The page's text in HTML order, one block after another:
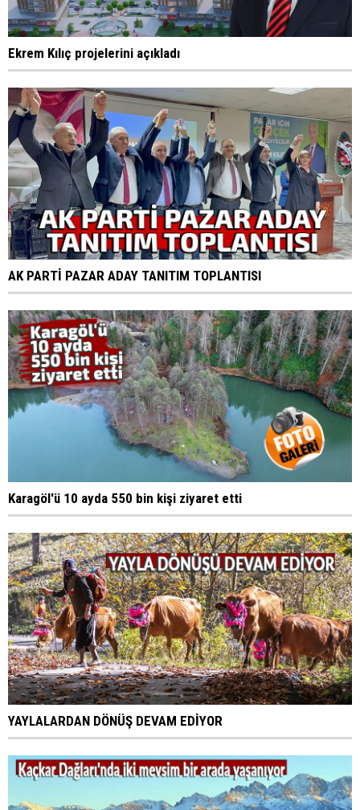
Ekrem Kılıç projelerini açıkladı
AK PARTİ PAZAR ADAY TANITIM TOPLANTISI
Karagöl'ü 10 ayda 550 bin kişi ziyaret etti
YAYLALARDAN DÖNÜŞ DEVAM EDİYOR